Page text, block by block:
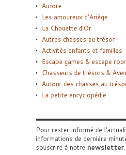
Aurore
Les amoureux d’Ariège
La Chouette d’Or
Autres chasses au trésor
Activités enfants et familles
Escape games & escape
Chasseurs de trésors &
Autour des chasses au
La petite encyclopédie
Pour rester informé de
informations de dernière
souscrire à notre newsletter.